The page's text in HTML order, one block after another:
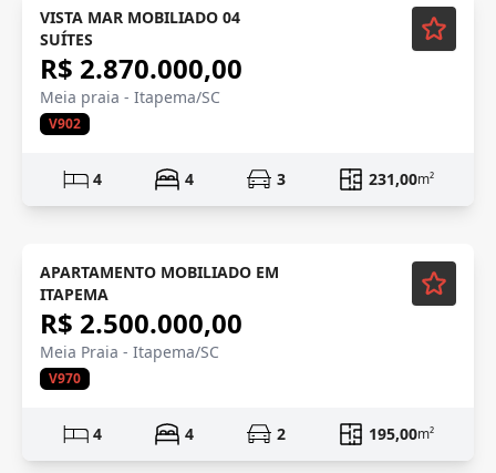
Mobiliado
VISTA MAR MOBILIADO 04
SUÍTES
R$ 2.870.000,00
Meia praia - Itapema/SC
V902
4 4 3 231,00m²
Mobiliado
APARTAMENTO MOBILIADO EM
ITAPEMA
R$ 2.500.000,00
Meia Praia - Itapema/SC
V970
4 4 2 195,00m²